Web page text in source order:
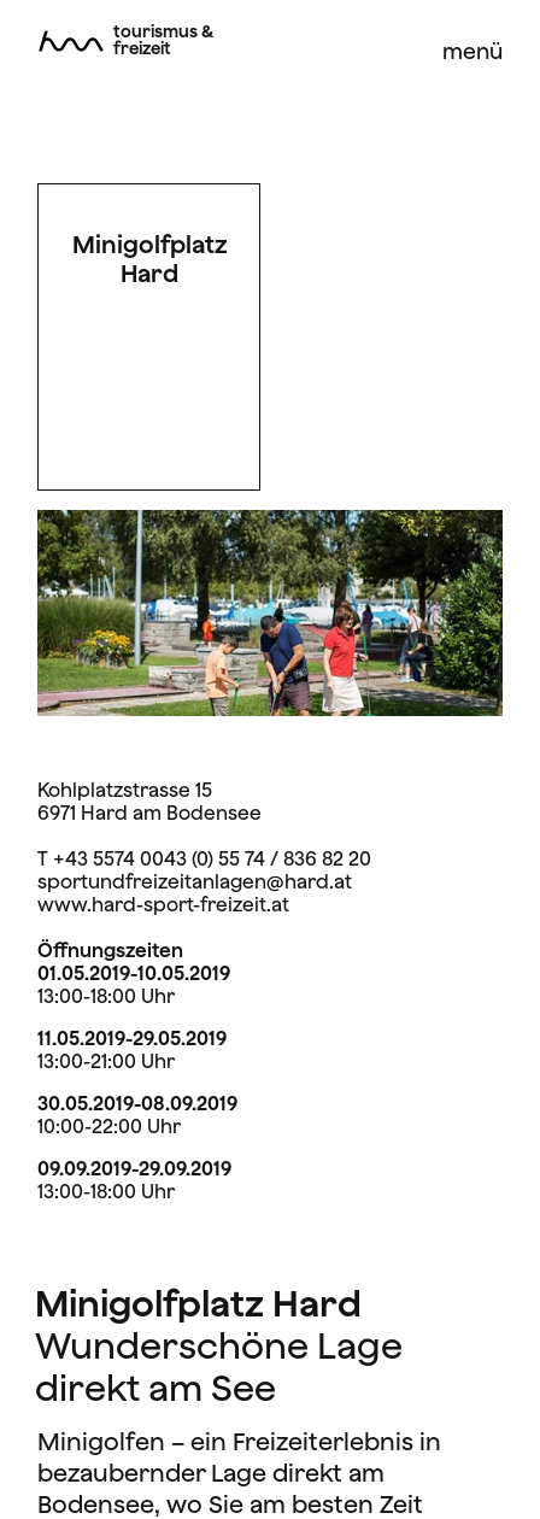
tourismus &
freizeit
menü
Minigolfplatz
Hard
Kohlplatzstrasse 15
6971 Hard am Bodensee
T +43 5574 0043 (0) 55 74 / 836 82 20
sportundfreizeitanlagen@hard.at
www.hard-sport-freizeit.at
Öffnungszeiten
01.05.2019-10.05.2019
13:00-18:00 Uhr
11.05.2019-29.05.2019
13:00-21:00 Uhr
30.05.2019-08.09.2019
10:00-22:00 Uhr
09.09.2019-29.09.2019
13:00-18:00 Uhr
Minigolfplatz Hard
Wunderschöne Lage
direkt am See
Minigolfen – ein Freizeiterlebnis in
bezaubernder Lage direkt am
Bodensee, wo Sie am besten Zeit